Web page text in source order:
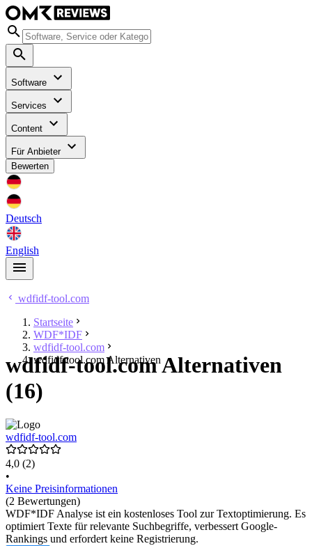
Software
Services
Content
Für Anbieter
Bewerten
Deutsch
English
wdfidf-tool.com
Startseite
WDF*IDF
wdfidf-tool.com
wdfidf-tool.com Alternativen
wdfidf-tool.com Alternativen
(16)
wdfidf-tool.com
4,0 (2)
•
Keine Preisinformationen
(2 Bewertungen)
WDF*IDF Analyse ist ein kostenloses Tool zur Textoptimierung. Es
optimiert Texte für relevante Suchbegriffe, verbessert Google-
Rankings und erfordert keine Registrierung.